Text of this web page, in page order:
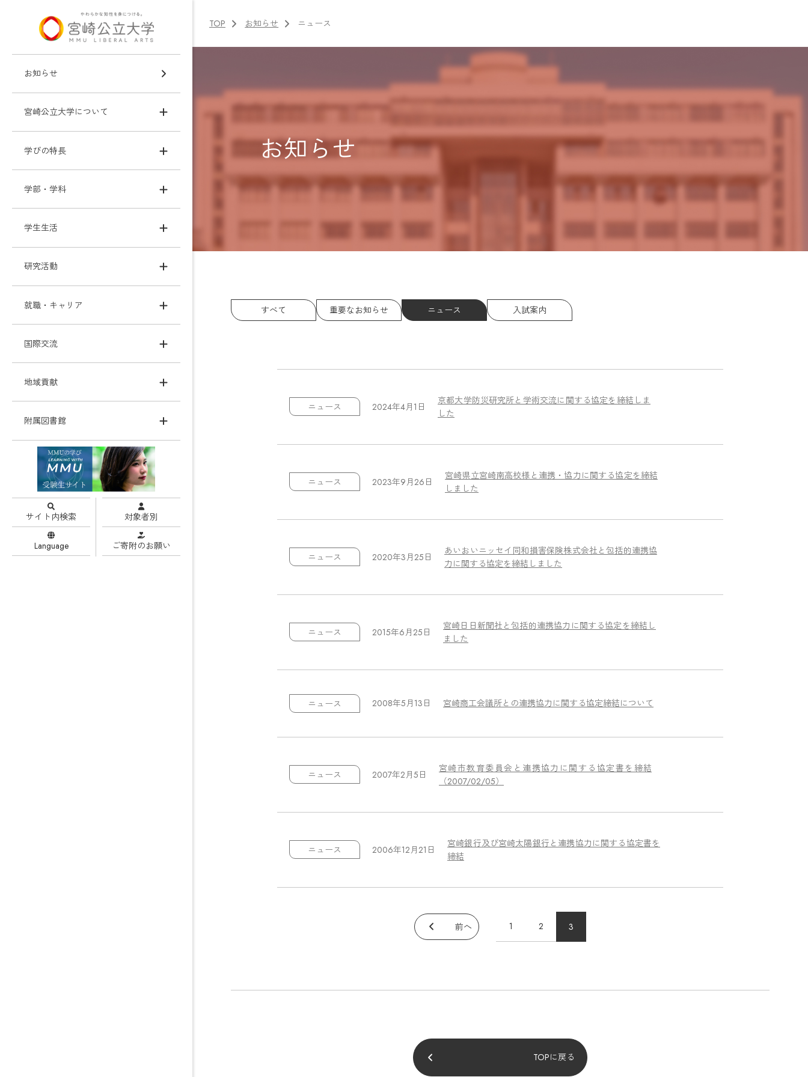
お知らせ
宮崎公立大学について
学びの特長
学部・学科
学生生活
研究活動
就職・キャリア
国際交流
地域貢献
附属図書館
サイト内検索 対象者別
Language ご寄附のお願い
TOP お知らせ ニュース
お知らせ
すべて 重要なお知らせ ニュース 入試案内
2024年4月1日
ニュース
京都大学防災研究所と学術交流に関する協定を締結しま
した
2023年9月26日
ニュース
宮崎県立宮崎南高校様と連携・協力に関する協定を締結
しました
2020年3月25日
ニュース
あいおいニッセイ同和損害保険株式会社と包括的連携協
力に関する協定を締結しました
2015年6月25日
ニュース
宮崎日日新聞社と包括的連携協力に関する協定を締結し
ました
2008年5月13日
ニュース 宮崎商工会議所との連携協力に関する協定締結について
2007年2月5日
ニュース
宮崎市教育委員会と連携協力に関する協定書を締結
（2007/02/05）
2006年12月21日
ニュース
宮崎銀行及び宮崎太陽銀行と連携協力に関する協定書を
締結
前へ 1 2 3
TOPに戻る